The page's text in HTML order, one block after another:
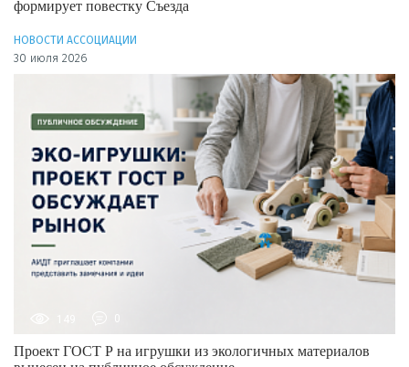
формирует повестку Съезда
НОВОСТИ АССОЦИАЦИИ
30 июля 2026
Проект ГОСТ Р на игрушки из экологичных материалов